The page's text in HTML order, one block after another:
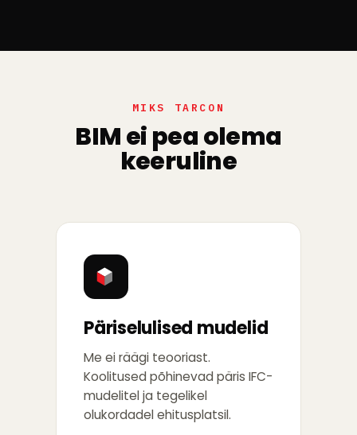
MIKS TARCON
BIM ei pea olema
keeruline
Päriselulised mudelid
Me ei räägi teooriast.
Koolitused põhinevad päris IFC-
mudelitel ja tegelikel
olukordadel ehitusplatsil.